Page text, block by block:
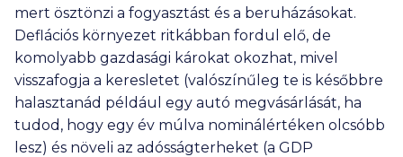
mert ösztönzi a fogyasztást és a beruházásokat.
Deflációs környezet ritkábban fordul elő, de
komolyabb gazdasági károkat okozhat, mivel
visszafogja a keresletet (valószínűleg te is későbbre
halasztanád például egy autó megvásárlását, ha
tudod, hogy egy év múlva nominálértéken olcsóbb
lesz) és növeli az adósságterheket (a GDP